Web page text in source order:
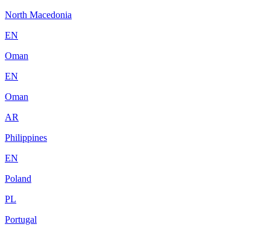
North Macedonia
EN
Oman
EN
Oman
AR
Philippines
EN
Poland
PL
Portugal